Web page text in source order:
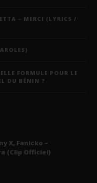
– MERCI (LYRICS /
FORMULE POUR LE
DU BÉNIN ?
X, Fanicko –
(Clip Officiel)